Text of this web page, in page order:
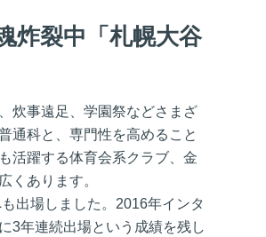
炸裂中「札幌大谷
炊事遠足、学園祭などさまざ
通科と、専門性を高めること
活躍する体育会系クラブ、金
くあります。
出場しました。2016年インタ
3年連続出場という成績を残し